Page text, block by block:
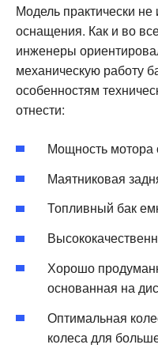
Модель практически не
оснащения. Как и во
инженеры
механическую работу
особенностям
отнести:
Мощность мотора
Маятниковая
Топливный бак
Хорошо
основанная на
Оптимальная
колеса для